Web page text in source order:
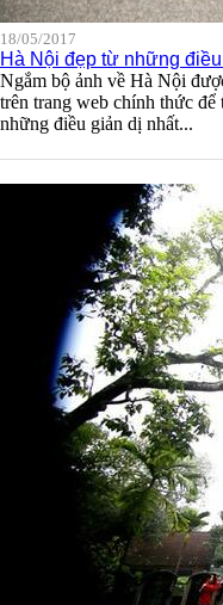
18/05/2017
Hà Nội đẹp từ những
Ngắm bộ ảnh về Hà Nội
trên trang web chính thức
những điều giản dị nhất...